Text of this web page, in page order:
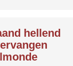
hellend